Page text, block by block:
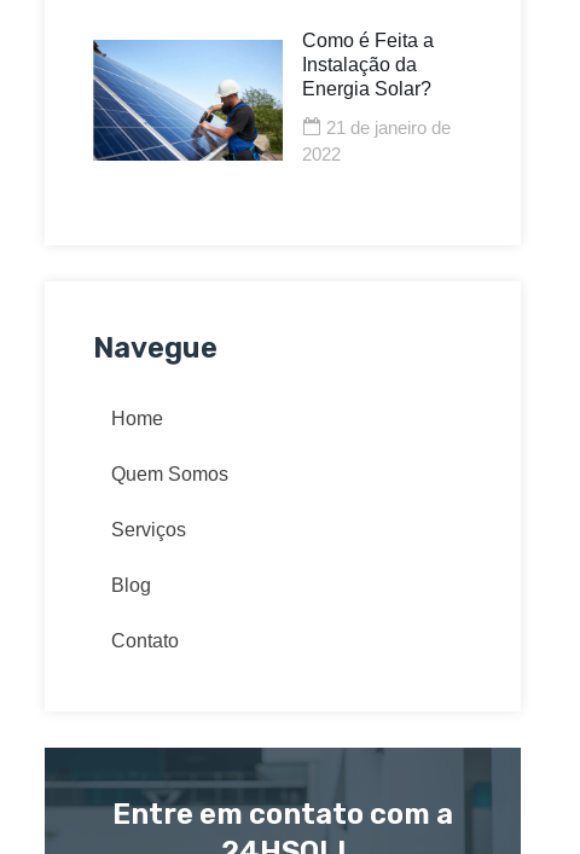
Como é Feita a
Instalação da
Energia Solar?
21 de janeiro de
2022
Navegue
Home
Quem Somos
Serviços
Blog
Contato
Entre em contato com a